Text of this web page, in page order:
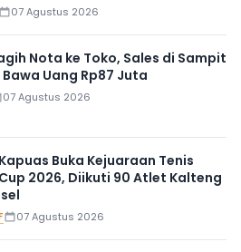
07 Agustus 2026
Nota ke Toko, Sales di Sampit
Uang Rp87 Juta
07 Agustus 2026
Buka Kejuaraan Tenis
2026, Diikuti 90 Atlet Kalteng
07 Agustus 2026